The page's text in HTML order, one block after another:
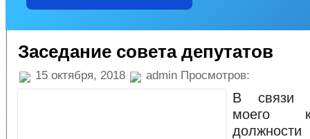
Заседание совета депутатов
15 октября, 2018 admin Просмотров:
В связи
моего